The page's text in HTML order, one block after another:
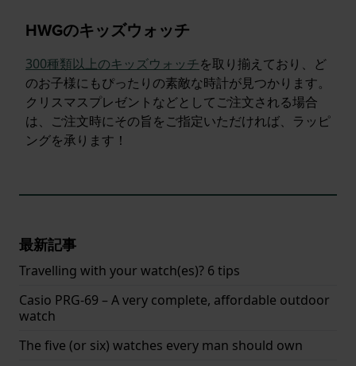
HWGのキッズウォッチ
300種類以上のキッズウォッチを取り揃えており、ど
のお子様にもぴったりの素敵な時計が見つかります。
クリスマスプレゼントなどとしてご注文される場合
は、ご注文時にその旨をご指定いただければ、ラッピ
ングを承ります！
最新記事
Travelling with your watch(es)? 6 tips
Casio PRG-69 – A very complete, affordable outdoor
watch
The five (or six) watches every man should own